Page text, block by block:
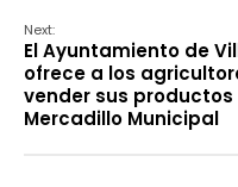
Next:
El Ayuntamiento de
ofrece a los
vender sus productos
Mercadillo Municipal